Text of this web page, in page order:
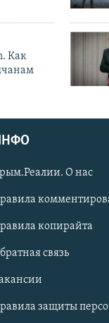
Как
О нас
копирайта
связь
защиты